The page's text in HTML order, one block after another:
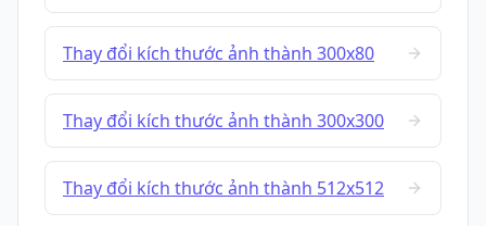
Thay đổi kích thước ảnh thành 300x80
Thay đổi kích thước ảnh thành 300x300
Thay đổi kích thước ảnh thành 512x512